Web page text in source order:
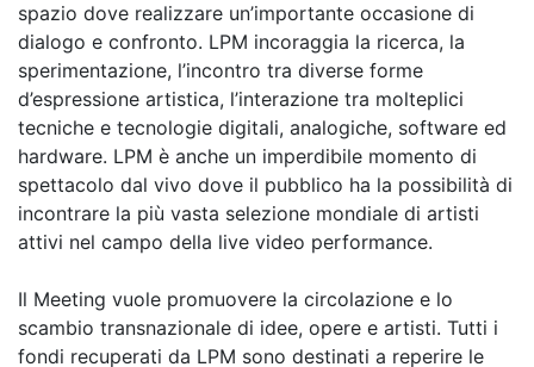
spazio dove realizzare un’importante occasione di
dialogo e confronto. LPM incoraggia la ricerca, la
sperimentazione, l’incontro tra diverse forme
d’espressione artistica, l’interazione tra molteplici
tecniche e tecnologie digitali, analogiche, software ed
hardware. LPM è anche un imperdibile momento di
spettacolo dal vivo dove il pubblico ha la possibilità di
incontrare la più vasta selezione mondiale di artisti
attivi nel campo della live video performance.
Il Meeting vuole promuovere la circolazione e lo
scambio transnazionale di idee, opere e artisti. Tutti i
fondi recuperati da LPM sono destinati a reperire le